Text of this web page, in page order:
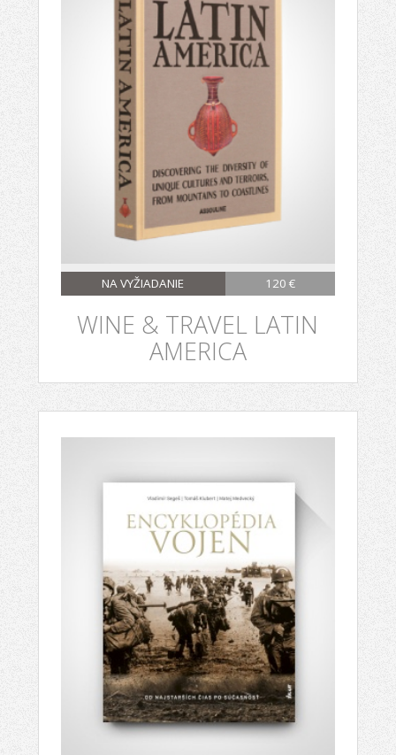
NA VYŽIADANIE 120 €
WINE & TRAVEL LATIN
AMERICA